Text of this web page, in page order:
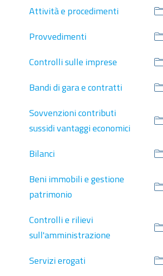
Attività e procedimenti
Provvedimenti
Controlli sulle imprese
Bandi di gara e contratti
Sovvenzioni contributi
sussidi vantaggi economici
Bilanci
Beni immobili e gestione
patrimonio
Controlli e rilievi
sull'amministrazione
Servizi erogati